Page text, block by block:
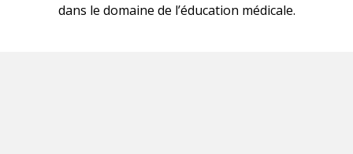
dans le domaine de l’éducation médicale.